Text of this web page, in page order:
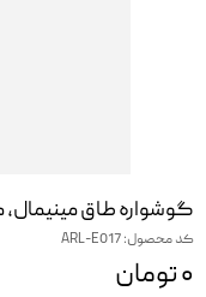
گوشواره طاق
کد محصول: ARL-E017
۰ تومان